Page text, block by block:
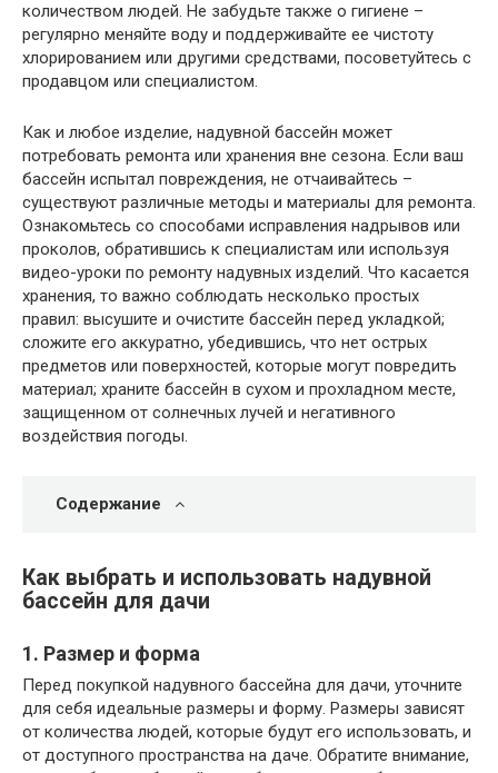
количеством людей. Не забудьте также о гигиене –
регулярно меняйте воду и поддерживайте ее чистоту
хлорированием или другими средствами, посоветуйтесь с
продавцом или специалистом.
Как и любое изделие, надувной бассейн может
потребовать ремонта или хранения вне сезона. Если ваш
бассейн испытал повреждения, не отчаивайтесь –
существуют различные методы и материалы для ремонта.
Ознакомьтесь со способами исправления надрывов или
проколов, обратившись к специалистам или используя
видео-уроки по ремонту надувных изделий. Что касается
хранения, то важно соблюдать несколько простых
правил: высушите и очистите бассейн перед укладкой;
сложите его аккуратно, убедившись, что нет острых
предметов или поверхностей, которые могут повредить
материал; храните бассейн в сухом и прохладном месте,
защищенном от солнечных лучей и негативного
воздействия погоды.
Содержание
Как выбрать и использовать надувной
бассейн для дачи
1. Размер и форма
Перед покупкой надувного бассейна для дачи, уточните
для себя идеальные размеры и форму. Размеры зависят
от количества людей, которые будут его использовать, и
от доступного пространства на даче. Обратите внимание,